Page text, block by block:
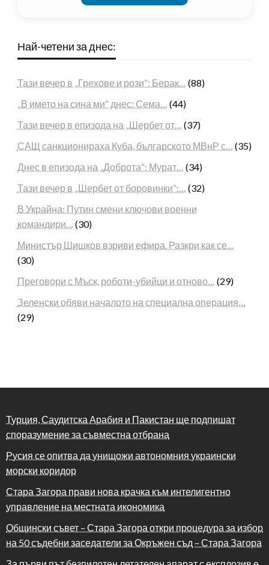
Най-четени за днес:
Тази вечер в „Грехове и рози“: Берак… (88)
„В името на сина ми“ днес: Сема… (44)
Тази вечер в епизода на „Шербет от… (37)
САЩ санкционираха Куба, българското МВнР с… (35)
Днес в епизода на „Доброта“: Мурат… (34)
Тази вечер в „Шербет от боровинки“:… (32)
В Украйна: Путин смени ключови военни
командири… (30)
Министър Шишков взриви ефира. Разкри как се…
(30)
Преговори с Мъск, роботи-убийци и отново… (29)
Зеленски обяви началото на специална операция…
(29)
Турция, Саудитска Арабия и Пакистан ще подпишат
споразумение за съвместна отбрана
Русия се опитва да унищожи автономния украински
морски коридор
Стара Загора прави нова крачка към интелигентно
управление на местната икономика
Общински съвет – Стара Загора откри процедура за избор
на 50 съдебни заседатели за Окръжен съд – Стара Загора